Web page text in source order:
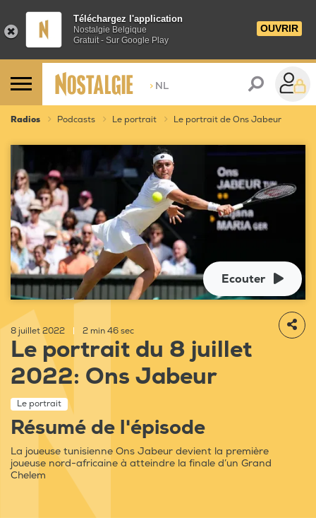
Téléchargez l'application
Nostalgie Belgique
Gratuit - Sur Google Play
OUVRIR
> NL
Radios Podcasts Le portrait Le portrait de Ons Jabeur
Ecouter
8 juillet 2022 2 min 46 sec
Le portrait du 8 juillet
2022: Ons Jabeur
Le portrait
Résumé de l'épisode
La joueuse tunisienne Ons Jabeur devient la première
joueuse nord-africaine à atteindre la finale d’un Grand
Chelem